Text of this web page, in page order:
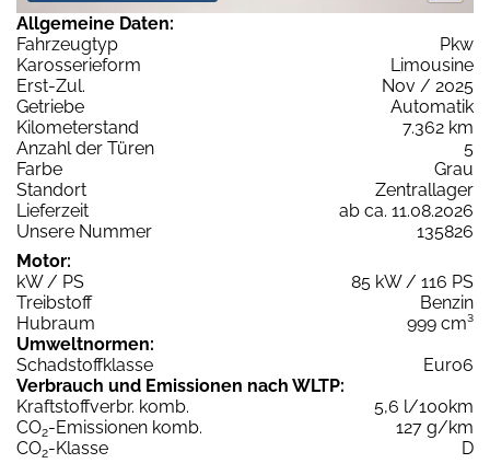
Allgemeine Daten:
Fahrzeugtyp
Pkw
Karosserieform
Limousine
Erst-Zul.
Nov / 2025
Getriebe
Automatik
Kilometerstand
7.362 km
Anzahl der Türen
5
Farbe
Grau
Standort
Zentrallager
Lieferzeit
ab ca. 11.08.2026
Unsere Nummer
135826
Motor:
kW / PS
85 kW / 116 PS
Treibstoff
Benzin
Hubraum
999 cm³
Umweltnormen:
Schadstoffklasse
Euro6
Verbrauch und Emissionen nach WLTP:
Kraftstoffverbr. komb.
5,6 l/100km
CO2-Emissionen komb.
127 g/km
CO2-Klasse
D